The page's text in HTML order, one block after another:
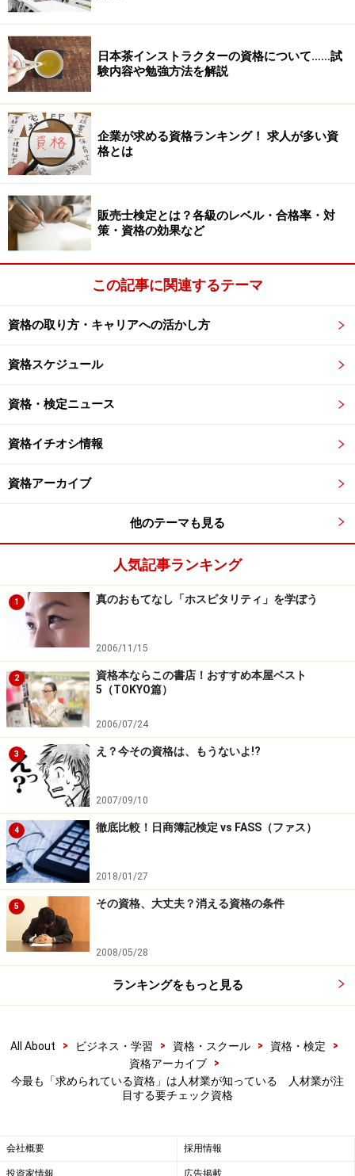
日本茶インストラクターの資格について……試
験内容や勉強方法を解説
企業が求める資格ランキング！ 求人が多い資
格とは
販売士検定とは？各級のレベル・合格率・対
策・資格の効果など
この記事に関連するテーマ
資格の取り方・キャリアへの活かし方
資格スケジュール
資格・検定ニュース
資格イチオシ情報
資格アーカイブ
他のテーマも見る
人気記事ランキング
1 真のおもてなし「ホスピタリティ」を学ぼう
2006/11/15
2
資格本ならこの書店！おすすめ本屋ベスト
5（TOKYO篇）
2006/07/24
3 え？今その資格は、もうないよ!?
2007/09/10
4 徹底比較！日商簿記検定 vs FASS（ファス）
2018/01/27
5 その資格、大丈夫？消える資格の条件
2008/05/28
ランキングをもっと見る
All About > ビジネス・学習 > 資格・スクール > 資格・検定
>
資格アーカイブ
>
今最も「求められている資格」は人材業が知っている 人材業が注
目する要チェック資格
会社概要 採用情報